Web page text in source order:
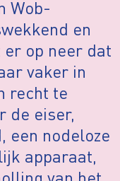
Wob-
en
op neer dat
vaker in
recht te
de eiser,
een nodeloze
apparaat,